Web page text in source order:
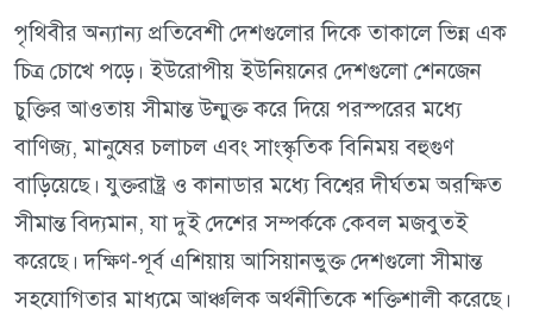
পৃথিবীর অন্যান্য প্রতিবেশী দেশগুলোর দিকে তাকালে ভিন্ন এক
চিত্র চোখে পড়ে। ইউরোপীয় ইউনিয়নের দেশগুলো শেনজেন
চুক্তির আওতায় সীমান্ত উন্মুক্ত করে দিয়ে পরস্পরের মধ্যে
বাণিজ্য, মানুষের চলাচল এবং সাংস্কৃতিক বিনিময় বহুগুণ
বাড়িয়েছে। যুক্তরাষ্ট্র ও কানাডার মধ্যে বিশ্বের দীর্ঘতম অরক্ষিত
সীমান্ত বিদ্যমান, যা দুই দেশের সম্পর্ককে কেবল মজবুতই
করেছে। দক্ষিণ-পূর্ব এশিয়ায় আসিয়ানভুক্ত দেশগুলো সীমান্ত
সহযোগিতার মাধ্যমে আঞ্চলিক অর্থনীতিকে শক্তিশালী করেছে।